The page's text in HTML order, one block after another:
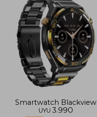
Smartwatch Blackview
W90 Pro
UYU 3.990